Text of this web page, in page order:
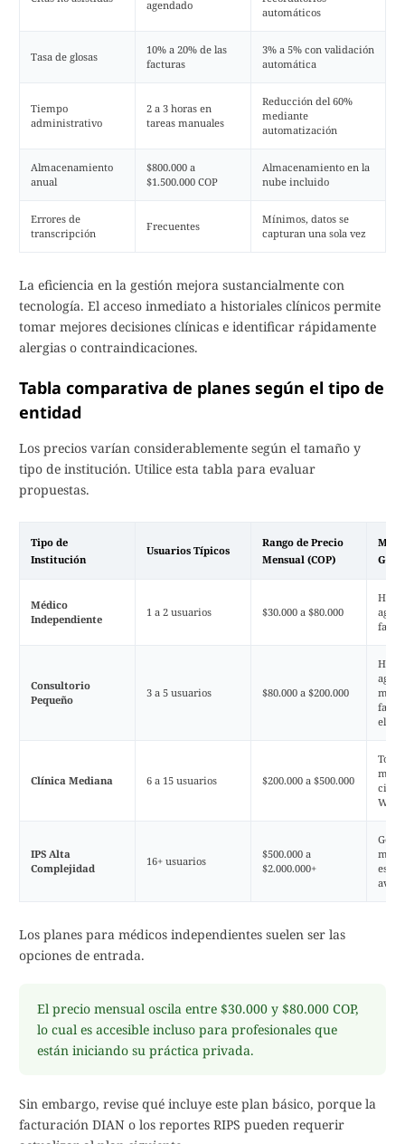
agendado
automáticos
Tasa de glosas
10% a 20% de las
facturas
3% a 5% con validación
automática
Tiempo
administrativo
2 a 3 horas en
tareas manuales
Reducción del 60%
mediante
automatización
Almacenamiento
anual
$800.000 a
$1.500.000 COP
Almacenamiento en la
nube incluido
Errores de
transcripción
Frecuentes
Mínimos, datos se
capturan una sola vez
La eficiencia en la gestión mejora sustancialmente con
tecnología. El acceso inmediato a historiales clínicos permite
tomar mejores decisiones clínicas e identificar rápidamente
alergias o contraindicaciones.
Tabla comparativa de planes según el tipo de
entidad
Los precios varían considerablemente según el tamaño y
tipo de institución. Utilice esta tabla para evaluar
propuestas.
Tipo de
Institución
Usuarios Típicos
Rango de Precio
Mensual (COP)
Médico
Independiente
1 a 2 usuarios $30.000 a $80.000
HCE
Consultorio
Pequeño
3 a 5 usuarios $80.000 a $200.000
HCE
Clínica Mediana 6 a 15 usuarios $200.000 a $500.000
Todo
más
citas
IPS Alta
Complejidad
16+ usuarios
$500.000 a
$2.000.000+
Los planes para médicos independientes suelen ser las
opciones de entrada.
El precio mensual oscila entre $30.000 y $80.000 COP,
lo cual es accesible incluso para profesionales que
están iniciando su práctica privada.
Sin embargo, revise qué incluye este plan básico, porque la
facturación DIAN o los reportes RIPS pueden requerir